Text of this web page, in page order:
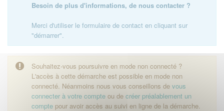
Besoin de plus d'informations, de nous contacter ?
Merci d'utiliser le formulaire de contact en cliquant sur
"démarrer".
Souhaitez-vous poursuivre en mode non connecté ?
L'accès à cette démarche est possible en mode non
connecté. Néanmoins nous vous conseillons de vous
connecter à votre compte ou de créer préalablement un
compte pour avoir accès au suivi en ligne de la démarche.